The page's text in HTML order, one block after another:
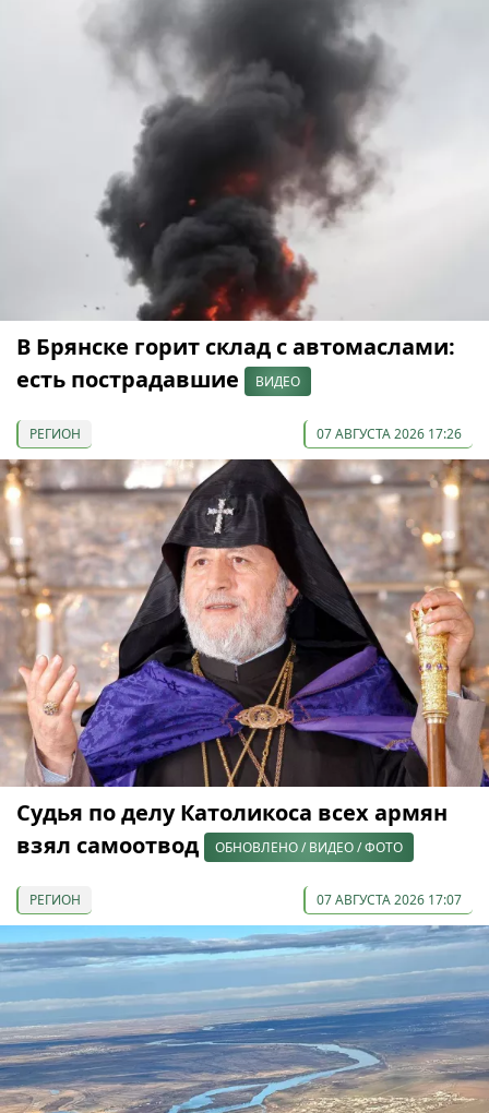
В Брянске горит склад с автомаслами:
есть пострадавшие
ВИДЕО
РЕГИОН 07 АВГУСТА 2026 17:26
Судья по делу Католикоса всех армян
взял самоотвод
ОБНОВЛЕНО / ВИДЕО / ФОТО
РЕГИОН 07 АВГУСТА 2026 17:07